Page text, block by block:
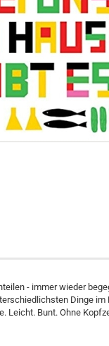
- immer wieder
Dinge
Leicht. Bunt. Ohne